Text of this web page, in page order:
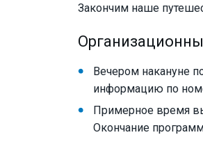
Закончим наше
Вечером накануне
информацию по
Примерное время
Окончание